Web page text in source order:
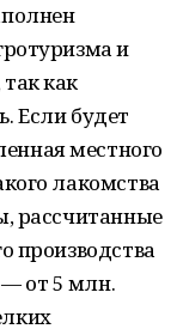
и
как
Если будет
местного
лакомства
рассчитанные
производства
от 5 млн.